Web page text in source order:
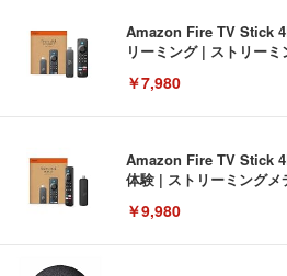
Amazon Fire TV Stick
リーミング | ストリー
￥7,980
Amazon Fire TV Stick
体験 | ストリーミングメ
￥9,980